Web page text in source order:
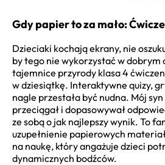
Gdy papier to za mało:
Dzieciaki kochają ekrany, nie
by tego nie wykorzystać w dobrym
tajemnice przyrody klasa 4
w dziesiątkę. Interaktywne quizy,
nagle przestała być nudna. Mój syn
przeciągał i dopasowywał
ze sobą o jak najlepszy wynik. To
uzupełnienie papierowych
na naukę, który angażuje dzieci
dynamicznych bodźców.